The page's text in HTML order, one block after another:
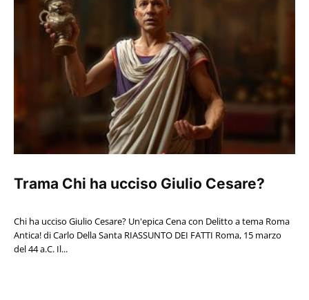
Trama Chi ha ucciso Giulio Cesare?
Chi ha ucciso Giulio Cesare? Un'epica Cena con Delitto a tema Roma
Antica! di Carlo Della Santa RIASSUNTO DEI FATTI Roma, 15 marzo
del 44 a.C. Il...